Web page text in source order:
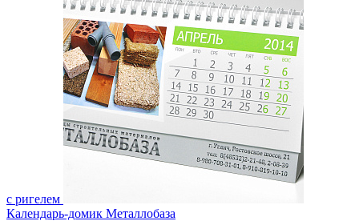
с ригелем
Календарь-домик Металлобаза